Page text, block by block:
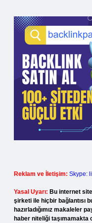
Reklam ve İletişim: Skype:
Yasal Uyarı: Bu internet
şirketi ile hiçbir bağlantısı
hazırladığımız makaleler
haber niteliği